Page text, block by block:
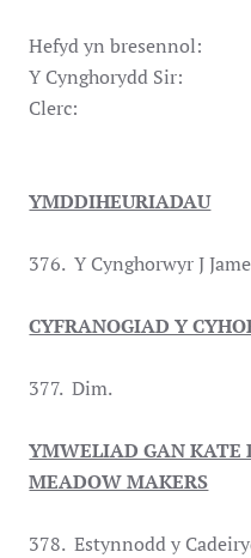
M J
Hefyd yn bresennol:
Y Cynghorydd Sir:
Clerc: M
3
YMDDIHEURIADAU
376. Y Cynghorwyr J
CYFRANOGIAD Y
377. Dim.
YMWELIAD GAN KATE
MEADOW MAKERS
378. Estynnodd y